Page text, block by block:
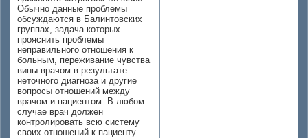
Обычно данные проблемы
обсуждаются в Балинтовских
группах, задача которых —
прояснить проблемы
неправильного отношения к
больным, переживание чувства
вины врачом в результате
неточного диагноза и другие
вопросы отношений между
врачом и пациентом. В любом
случае врач должен
контролировать всю систему
своих отношений к пациенту.